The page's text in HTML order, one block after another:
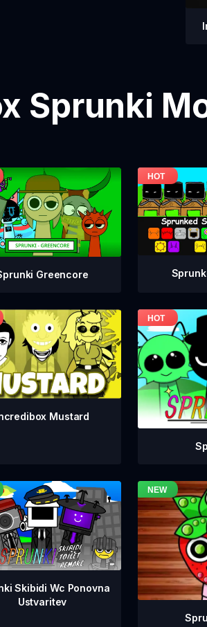
Sprunki
Greencore
Mustard
Skibidi Wc Ponovna
Ustvaritev